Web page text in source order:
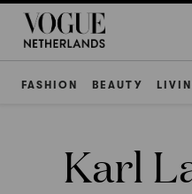
FASHION BEAUTY
Karl